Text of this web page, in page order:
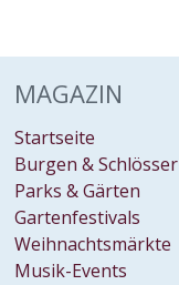
MAGAZIN
Startseite
Burgen & Schlösser
Parks & Gärten
Gartenfestivals
Weihnachtsmärkte
Musik-Events